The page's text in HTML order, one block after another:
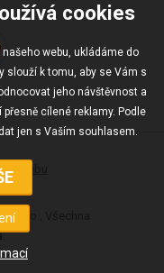
cookies
webu, ukládáme do
slouží k tomu, aby se Vám s
jeho návštěvnost a
cílené reklamy. Podle
jen s Vaším souhlasem.
webu
s r.o., Všechna